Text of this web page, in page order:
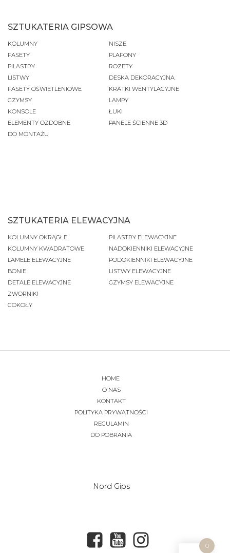
SZTUKATERIA GIPSOWA
KOLUMNY
FASETY
PILASTRY
LISTWY
FASETY OŚWIETLENIOWE
GZYMSY
KONSOLE
ELEMENTY OZDOBNE
DO MONTAŻU
NISZE
PLAFONY
ROZETY
DESKA DEKORACYJNA
KRATKI WENTYLACYJNE
LAMPY
ŁUKI
PANELE ŚCIENNE 3D
SZTUKATERIA ELEWACYJNA
KOLUMNY OKRĄGŁE
KOLUMNY KWADRATOWE
LAMELE ELEWACYJNE
BONIE
DETALE ELEWACYJNE
ZWORNIKI
COKOŁY
PILASTRY ELEWACYJNE
NADOKIENNIKI ELEWACYJNE
PODOKIENNIKI ELEWACYJNE
LISTWY ELEWACYJNE
GZYMSY ELEWACYJNE
HOME
O NAS
KONTAKT
POLITYKA PRYWATNOŚCI
REGULAMIN
DO POBRANIA
Nord Gips
0